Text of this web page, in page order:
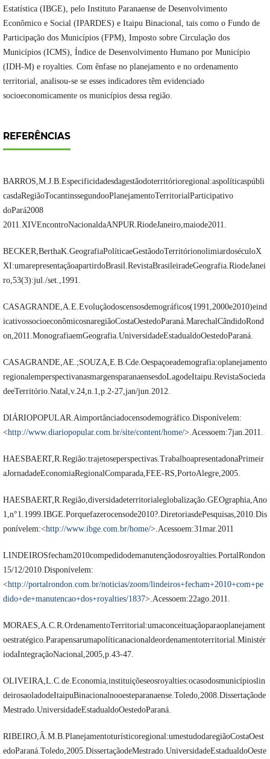
Estatística (IBGE), pelo Instituto Paranaense de Desenvolvimento
Econômico e Social (IPARDES) e Itaipu Binacional, tais como o Fundo de
Participação dos Municípios (FPM), Imposto sobre Circulação dos
Municípios (ICMS), Índice de Desenvolvimento Humano por Município
(IDH-M) e royalties. Com ênfase no planejamento e no ordenamento
territorial, analisou-se se esses indicadores têm evidenciado
socioeconomicamente os municípios dessa região.
REFERÊNCIAS
BARROS,M.J.B.Especificidadesdagestãodoterritórioregional:aspolíticaspúbli
casdaRegiãoTocantinssegundooPlanejamentoTerritorialParticipativo
doPará2008
2011.XIVEncontroNacionaldaANPUR.RiodeJaneiro,maiode2011.
BECKER,BerthaK.GeografiaPolíticaeGestãodoTerritórionolimiardoséculoX
XI:umarepresentaçãoapartirdoBrasil.RevistaBrasileiradeGeografia.RiodeJanei
ro,53(3):jul./set.,1991.
CASAGRANDE,A.E.Evoluçãodoscensosdemográficos(1991,2000e2010)eind
icativossocioeconômicosnaregiãoCostaOestedoParaná.MarechalCândidoRond
on,2011.MonografiaemGeografia.UniversidadeEstadualdoOestedoParaná.
CASAGRANDE,AE.;SOUZA,E.B.Cde.Oespaçoeademografia:oplanejamento
regionalemperspectivanasmargensparanaensesdoLagodeItaipu.RevistaSocieda
deeTerritório.Natal,v.24,n.1,p.2-27,jan/jun.2012.
DIÁRIOPOPULAR.Aimportânciadocensodemográfico.Disponívelem:
<http://www.diariopopular.com.br/site/content/home/>.Acessoem:7jan.2011.
HAESBAERT,R.Região:trajetoseperspectivas.TrabalhoapresentadonaPrimeir
aJornadadeEconomiaRegionalComparada,FEE-RS,PortoAlegre,2005.
HAESBAERT,R.Região,diversidadeterritorialeglobalização.GEOgraphia,Ano
1,n°1.1999.IBGE.Porquefazerocensode2010?.DiretoriasdePesquisas,2010.Dis
ponívelem:<http://www.ibge.com.br/home/>.Acessoem:31mar.2011
LINDEIROSfecham2010compedidodemanutençãodosroyalties.PortalRondon
15/12/2010.Disponívelem:
<http://portalrondon.com.br/noticias/zoom/lindeiros+fecham+2010+com+pe
dido+de+manutencao+dos+royalties/1837>.Acessoem:22ago.2011.
MORAES,A.C.R.OrdenamentoTerritorial:umaconceituaçãoparaoplanejament
oestratégico.Parapensarumapolíticanacionaldeordenamentoterritorial.Ministér
iodaIntegraçãoNacional,2005,p.43-47.
OLIVEIRA,L.C.de.Economia,instituiçõeseosroyalties:ocasodosmunicípioslin
deirosaoladodeItaipuBinacionalnooesteparanaense.Toledo,2008.Dissertaçãode
Mestrado.UniversidadeEstadualdoOestedoParaná.
RIBEIRO,Â.M.B.Planejamentoturísticoregional:umestudodaregiãoCostaOest
edoParaná.Toledo,2005.DissertaçãodeMestrado.UniversidadeEstadualdoOeste